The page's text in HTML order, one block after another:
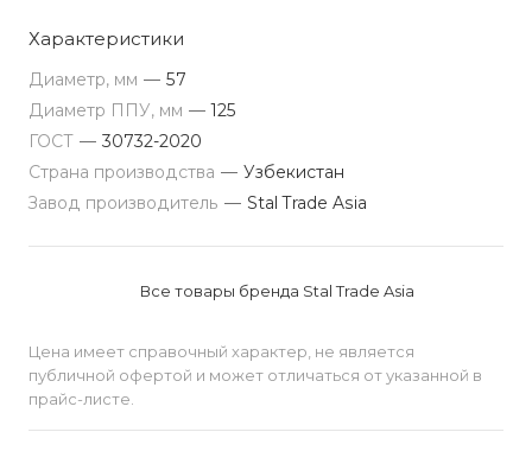
Характеристики
Диаметр, мм — 57
Диаметр ППУ, мм — 125
ГОСТ — 30732-2020
Страна производства — Узбекистан
Завод производитель — Stal Trade Asia
Все товары бренда Stal Trade Asia
Цена имеет справочный характер, не является
публичной офертой и может отличаться от указанной в
прайс-листе.